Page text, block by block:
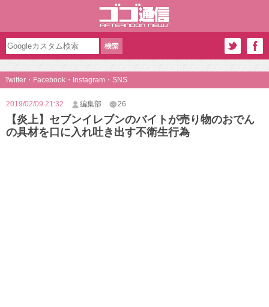
Twitter・Facebook・Instagram・SNS
2019/02/09 21:32 編集部 26
【炎上】セブンイレブンのバイトが売り物のおでん
の具材を口に入れ吐き出す不衛生行為